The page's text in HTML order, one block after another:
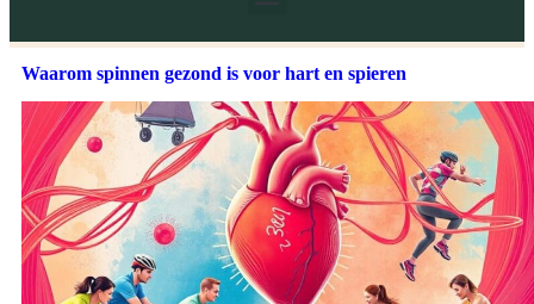
Waarom spinnen gezond is voor hart en spieren